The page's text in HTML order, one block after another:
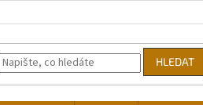
HLEDAT